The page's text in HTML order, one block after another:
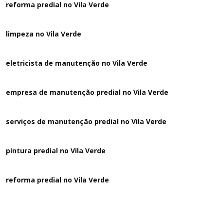
reforma predial no Vila Verde
limpeza no Vila Verde
eletricista de manutenção no Vila Verde
empresa de manutenção predial no Vila Verde
serviços de manutenção predial no Vila Verde
pintura predial no Vila Verde
reforma predial no Vila Verde